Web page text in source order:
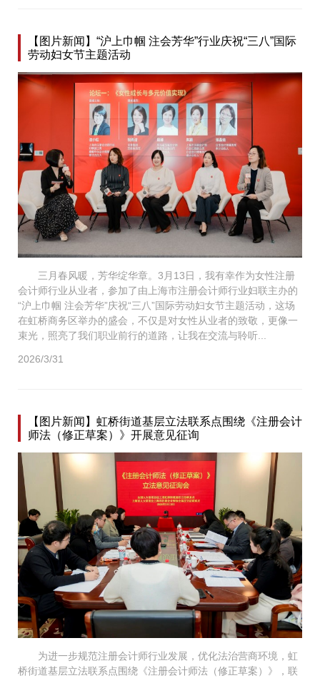
【图片新闻】“沪上巾帼 注会芳华”行业庆祝“三八”国际
劳动妇女节主题活动
三月春风暖，芳华绽华章。3月13日，我有幸作为女性注册
会计师行业从业者，参加了由上海市注册会计师行业妇联主办的
“沪上巾帼 注会芳华”庆祝“三八”国际劳动妇女节主题活动，这场
在虹桥商务区举办的盛会，不仅是对女性从业者的致敬，更像一
束光，照亮了我们职业前行的道路，让我在交流与聆听...
2026/3/31
【图片新闻】虹桥街道基层立法联系点围绕《注册会计
师法（修正草案）》开展意见征询
为进一步规范注册会计师行业发展，优化法治营商环境，虹
桥街道基层立法联系点围绕《注册会计师法（修正草案）》，联